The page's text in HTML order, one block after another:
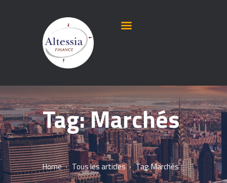
Tag: Marchés
Home Tous les articles Tag: Marchés